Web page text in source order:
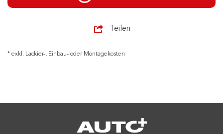
Teilen
* exkl. Lackier-, Einbau- oder Montagekosten